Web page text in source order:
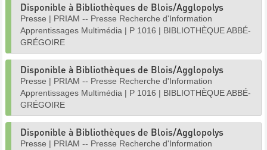
Disponible à Bibliothèques de Blois/Agglopolys
Presse | PRIAM -- Presse Recherche d'Information
Apprentissages Multimédia | P 1016 | BIBLIOTHÈQUE ABBÉ-
GRÉGOIRE
Disponible à Bibliothèques de Blois/Agglopolys
Presse | PRIAM -- Presse Recherche d'Information
Apprentissages Multimédia | P 1016 | BIBLIOTHÈQUE ABBÉ-
GRÉGOIRE
Disponible à Bibliothèques de Blois/Agglopolys
Presse | PRIAM -- Presse Recherche d'Information